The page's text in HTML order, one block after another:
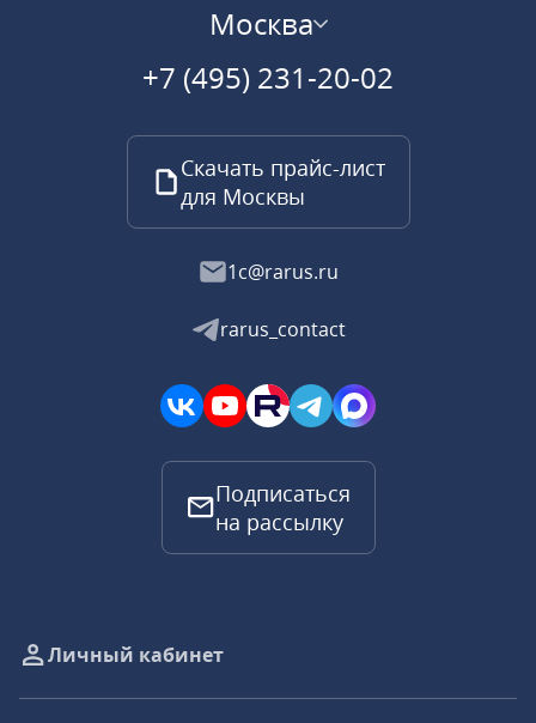
Москва
+7 (495) 231-20-02
Скачать прайс-лист
для Москвы
1c@rarus.ru
rarus_contact
Подписаться
на рассылку
Личный кабинет